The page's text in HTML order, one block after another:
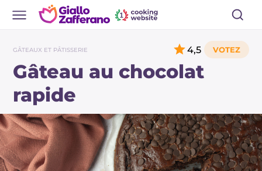
GÂTEAUX ET PÂTISSERIE
Gâteau au chocolat
rapide
4,5